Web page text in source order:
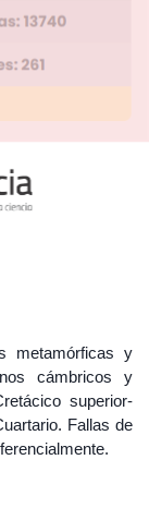
metamórficas y
cámbricos y
superior-
Fallas de